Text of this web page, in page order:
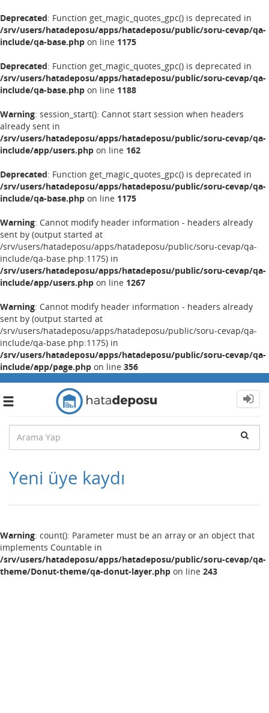
Deprecated: Function get_magic_quotes_gpc() is deprecated in
/srv/users/hatadeposu/apps/hatadeposu/public/soru-cevap/qa-
include/qa-base.php on line 1175
Deprecated: Function get_magic_quotes_gpc() is deprecated in
/srv/users/hatadeposu/apps/hatadeposu/public/soru-cevap/qa-
include/qa-base.php on line 1188
Warning: session_start(): Cannot start session when headers
already sent in
/srv/users/hatadeposu/apps/hatadeposu/public/soru-cevap/qa-
include/app/users.php on line 162
Deprecated: Function get_magic_quotes_gpc() is deprecated in
/srv/users/hatadeposu/apps/hatadeposu/public/soru-cevap/qa-
include/qa-base.php on line 1175
Warning: Cannot modify header information - headers already
sent by (output started at
/srv/users/hatadeposu/apps/hatadeposu/public/soru-cevap/qa-
include/qa-base.php:1175) in
/srv/users/hatadeposu/apps/hatadeposu/public/soru-cevap/qa-
include/app/users.php on line 1267
Warning: Cannot modify header information - headers already
sent by (output started at
/srv/users/hatadeposu/apps/hatadeposu/public/soru-cevap/qa-
include/qa-base.php:1175) in
/srv/users/hatadeposu/apps/hatadeposu/public/soru-cevap/qa-
include/app/page.php on line 356
Toggle
Yeni üye kaydı
Warning: count(): Parameter must be an array or an object that
implements Countable in
/srv/users/hatadeposu/apps/hatadeposu/public/soru-cevap/qa-
theme/Donut-theme/qa-donut-layer.php on line 243